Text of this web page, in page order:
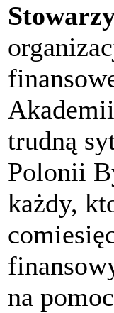
trudną
Polonii
każdy,
na